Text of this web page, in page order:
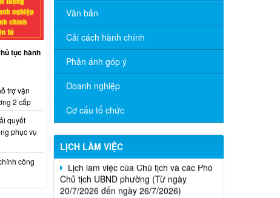
Văn bản
Cải cách hành chính
Phản ánh góp ý
Doanh nghiệp
Cơ cấu tổ chức
LỊCH LÀM VIỆC
Lịch làm việc của Chủ tịch và các Phó
Chủ tịch UBND phường (Từ ngày
03/8/2026 đến ngày 07/8/2026)
Lịch làm việc của Chủ tịch và các Phó
Chủ tịch UBND phường (Từ ngày
27/7/2026 đến ngày 31/7/2026)
Lịch làm việc của Chủ tịch và các Phó
Chủ tịch UBND phường (Từ ngày
20/7/2026 đến ngày 26/7/2026)
tục hành
trợ vận
2 cấp
quyết
phục vụ
công